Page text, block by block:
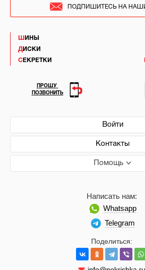
ШИНЫ
ДИСКИ
СЕКРЕТКИ
Войти
Контакты
Помощь
Поделиться:
Написать нам:
Whatsapp
Telegram
ПОДПИШИТЕСЬ НА
ПРОШУ
ПОЗВОНИТЬ